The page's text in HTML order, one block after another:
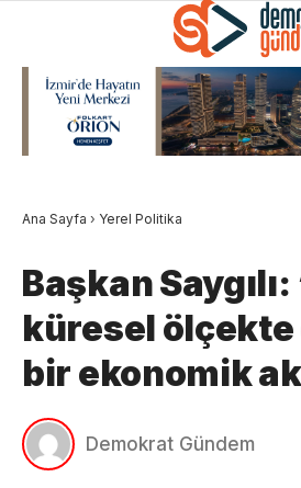
Ana Sayfa › Yerel Politika
Başkan
küresel ölçekte
bir ekonomik
Demokrat Gündem